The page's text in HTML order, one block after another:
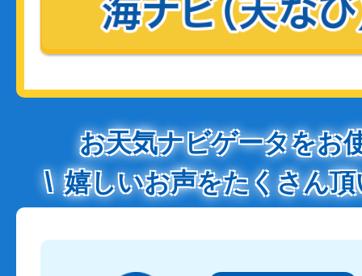
お天気ナビゲータをお
嬉しいお声をたくさん